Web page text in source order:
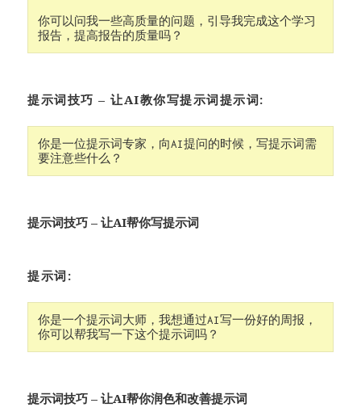
你可以问我一些高质量的问题，引导我完成这个学习
报告，提高报告的质量吗？
提示词技巧 – 让AI教你写提示词提示词:
你是一位提示词专家，向AI提问的时候，写提示词需
要注意些什么？
提示词技巧 – 让AI帮你写提示词
提示词:
你是一个提示词大师，我想通过AI写一份好的周报，
你可以帮我写一下这个提示词吗？
提示词技巧 – 让AI帮你润色和改善提示词